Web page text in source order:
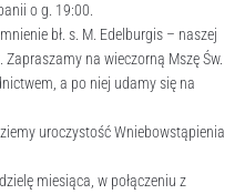
o g. 19:00.
bł. s. M. Edelburgis – naszej
na wieczorną Mszę Św.
a po niej udamy się na
uroczystość Wniebowstąpienia
miesiąca, w połączeniu z